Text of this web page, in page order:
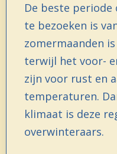
De beste periode
te bezoeken is
zomermaanden
terwijl het voor-
zijn voor rust en
temperaturen.
klimaat is deze
overwinteraars.